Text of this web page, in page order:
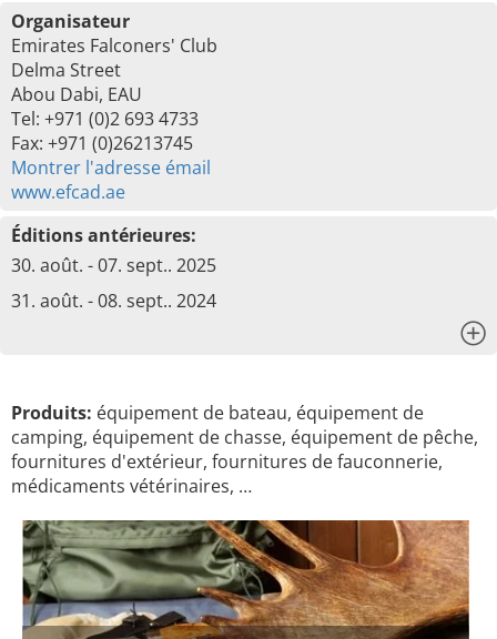
Organisateur
Emirates Falconers' Club
Delma Street
Abou Dabi, EAU
Tel: +971 (0)2 693 4733
Fax: +971 (0)26213745
Montrer l'adresse émail
www.efcad.ae
Éditions antérieures:
30. août. - 07. sept.. 2025
31. août. - 08. sept.. 2024
Produits: équipement de bateau, équipement de
camping, équipement de chasse, équipement de pêche,
fournitures d'extérieur, fournitures de fauconnerie,
médicaments vétérinaires, …